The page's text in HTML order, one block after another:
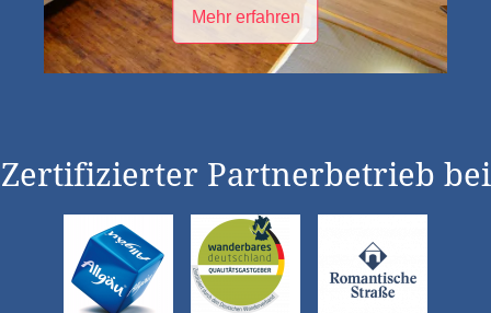
Mehr erfahren
Zertifizierter Partnerbetrieb bei